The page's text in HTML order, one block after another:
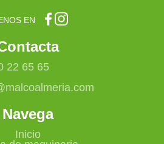
EN
22 65 65
Navega
Inicio